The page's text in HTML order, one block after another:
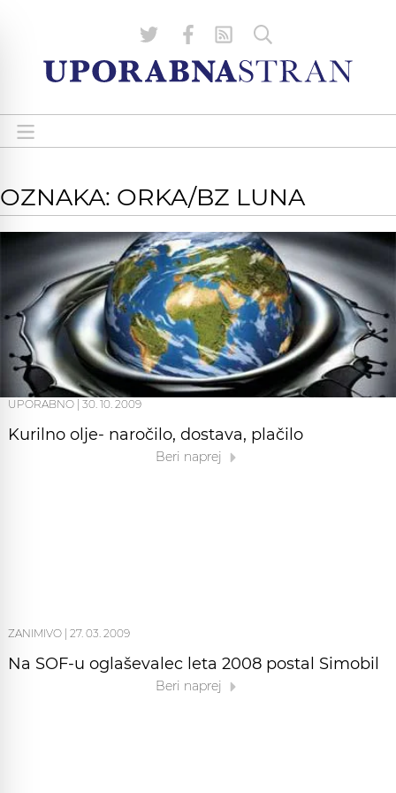
OZNAKA: ORKA/BZ LUNA
UPORABNO 30. 10. 2009
Kurilno olje- naročilo, dostava, plačilo
Beri naprej
ZANIMIVO 27. 03. 2009
Na SOF-u oglaševalec leta 2008 postal Simobil
Beri naprej